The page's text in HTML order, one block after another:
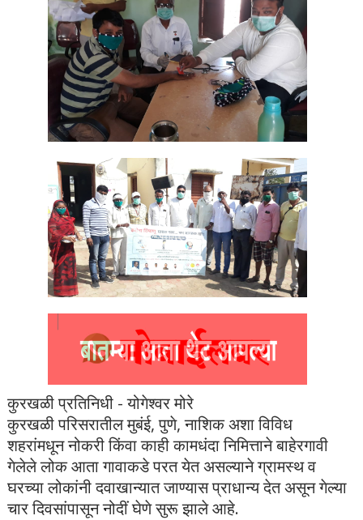
कुरखळी प्रतिनिधी - योगेश्वर मोरे
कुरखळी परिसरातील मुबंई, पुणे, नाशिक अशा विविध
शहरांमधून नोकरी किंवा काही कामधंदा निमित्ताने बाहेरगावी
गेलेले लोक आता गावाकडे परत येत असल्याने ग्रामस्थ व
घरच्या लोकांनी दवाखान्यात जाण्यास प्राधान्य देत असून गेल्या
चार दिवसांपासून नोदीं घेणे सुरू झाले आहे.